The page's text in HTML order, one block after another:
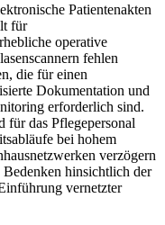
Patientenakten
für
operative
fehlen
die für einen
Dokumentation und
erforderlich sind.
für das Pflegepersonal
bei hohem
verzögern
hinsichtlich der
vernetzter